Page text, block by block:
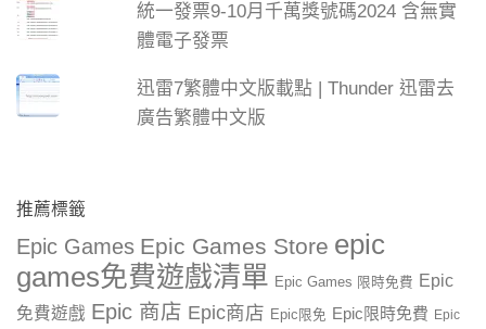
統一發票9-10月千萬獎號碼2024 含無實
體電子發票
迅雷7繁體中文版載點 | Thunder 迅雷去
廣告繁體中文版
推薦標籤
Epic Games Epic Games Store epic
games免費遊戲清單 Epic Games 限時免費 Epic
免費遊戲 Epic 商店 Epic商店 Epic限免 Epic限時免費 Epic